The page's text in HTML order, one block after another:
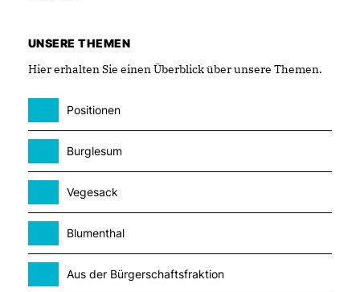
UNSERE THEMEN
Hier erhalten Sie einen Überblick über unsere Themen.
Positionen
Burglesum
Vegesack
Blumenthal
Aus der Bürgerschaftsfraktion